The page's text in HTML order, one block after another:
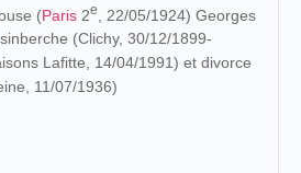
(Paris 2e
, 22/05/1924) Georges
(Clichy, 30/12/1899-
Lafitte, 14/04/1991) et divorce
11/07/1936)